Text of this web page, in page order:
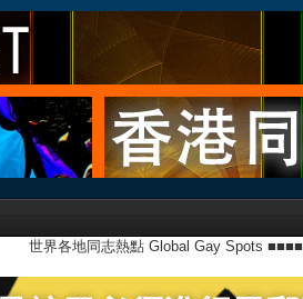
世界各地同志熱點 Global Gay Spots ■■■■